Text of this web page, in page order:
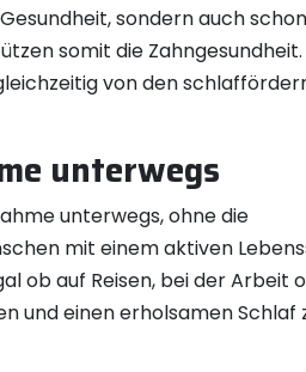
sondern auch
somit die Zahngesundheit.
von den
unterwegs
unterwegs, ohne die
mit einem aktiven
ob auf Reisen, bei der Arbeit
und einen erholsamen Schlaf